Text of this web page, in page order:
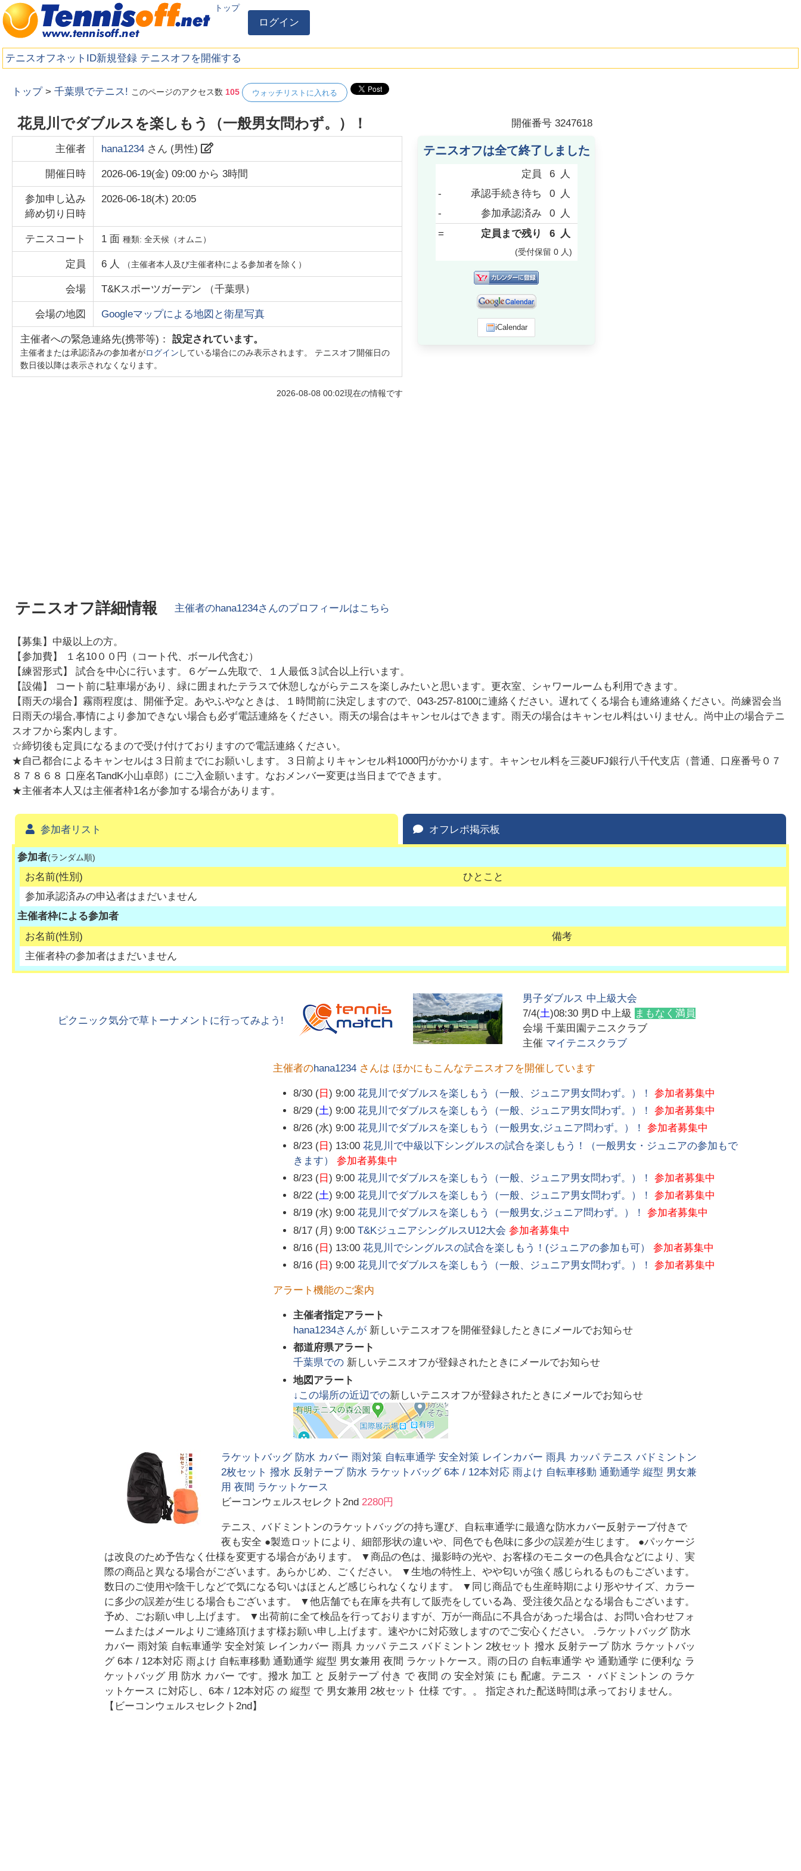
トップ
ログイン
テニスオフネットID新規登録 テニスオフを開催する
トップ >千葉県でテニス! このページのアクセス数 105 ウォッチリストに入れる
花見川でダブルスを楽しもう（一般男女問わず。）！ 開催番号 3247618
主催者 hana1234 さん (男性)
開催日時 2026-06-19(金) 09:00 から3時間
参加申し込み
締め切り日時
2026-06-18(木) 20:05
テニスコート 1 面種類:全天候（オムニ）
定員 6 人 （主催者本人及び主催者枠による参加者を除く）
会場 T&Kスポーツガーデン （千葉県）
会場の地図 Googleマップによる地図と衛星写真
主催者への緊急連絡先(携帯等)：設定されています。
主催者または承認済みの参加者がログイン している場合にのみ表示されます。 テニスオフ開催日の
数日後以降は表示されなくなります。
2026-08-08 00:02現在の情報です
テニスオフは全て終了しました
定員 6
人
-
承認手続き待ち 0
人
-
参加承認済み 0
人
=
定員まで残り 6 人
(受付保留0 人)
iCalendar
テニスオフ詳細情報 主催者のhana1234さんのプロフィールはこちら
【募集】中級以上の方。
【参加費】 １名10００円（コート代、ボール代含む）
【練習形式】 試合を中心に行います。６ゲーム先取で、１人最低３試合以上行います。
【設備】 コート前に駐車場があり、緑に囲まれたテラスで休憩しながらテニスを楽しみたいと思います。更衣室、シャワールームも利用できます。
【雨天の場合】霧雨程度は、開催予定。あやふやなときは、１時間前に決定しますので、043-257-8100に連絡ください。遅れてくる場合も連絡連絡ください。尚練習会当
日雨天の場合,事情により参加できない場合も必ず電話連絡をください。雨天の場合はキャンセルはできます。雨天の場合はキャンセル料はいりません。尚中止の場合テニ
スオフから案内します。
☆締切後も定員になるまので受け付けておりますので電話連絡ください。
★自己都合によるキャンセルは３日前までにお願いします。３日前よりキャンセル料1000円がかかります。キャンセル料を三菱UFJ銀行八千代支店（普通、口座番号０７
８７８６８ 口座名TandK小山卓郎）にご入金願います。なおメンバー変更は当日までできます。
★主催者本人又は主催者枠1名が参加する場合があります。
参加者リスト オフレポ掲示板
参加者(ランダム順)
お名前(性別)
ひとこと
参加承認済みの申込者はまだいません
主催者枠による参加者
お名前(性別)
備考
主催者枠の参加者はまだいません
ピクニック気分で草トーナメントに行ってみよう!
男子ダブルス 中上級大会
7/4(土)08:30 男D 中上級 まもなく満員
会場千葉田園テニスクラブ
主催 マイテニスクラブ
主催者のhana1234 さんは ほかにもこんなテニスオフを開催しています
8/30 (日 ) 9:00 花見川でダブルスを楽しもう（一般、ジュニア男女問わず。）！
参加者募集中
8/29 (土) 9:00 花見川でダブルスを楽しもう（一般、ジュニア男女問わず。）！
参加者募集中
8/26 (水) 9:00 花見川でダブルスを楽しもう（一般男女,ジュニア問わず。）！
参加者募集中
8/23 (日 ) 13:00 花見川で中級以下シングルスの試合を楽しもう！（一般男女・ジュニアの参加もで
きます）
参加者募集中
8/23 (日 ) 9:00 花見川でダブルスを楽しもう（一般、ジュニア男女問わず。）！
参加者募集中
8/22 (土) 9:00 花見川でダブルスを楽しもう（一般、ジュニア男女問わず。）！
参加者募集中
8/19 (水) 9:00 花見川でダブルスを楽しもう（一般男女,ジュニア問わず。）！
参加者募集中
8/17 (月) 9:00 T&KジュニアシングルスU12大会 参加者募集中
8/16 (日 ) 13:00 花見川でシングルスの試合を楽しもう！(ジュニアの参加も可）
参加者募集中
8/16 (日 ) 9:00 花見川でダブルスを楽しもう（一般、ジュニア男女問わず。）！ 参加者募集中
アラート機能のご案内
主催者指定アラート
hana1234さんが 新しいテニスオフを開催登録したときにメールでお知らせ
都道府県アラート
千葉県での 新しいテニスオフが登録されたときにメールでお知らせ
地図アラート
↓この場所の近辺での新しいテニスオフが登録されたときにメールでお知らせ
ラケットバッグ 防水 カバー 雨対策 自転車通学 安全対策 レインカバー 雨具 カッパ テニス バドミントン
2枚セット 撥水 反射テープ 防水 ラケットバッグ 6本 / 12本対応 雨よけ 自転車移動 通勤通学 縦型 男女兼
用 夜間 ラケットケース
ビーコンウェルスセレクト2nd 2280円
テニス、バドミントンのラケットバッグの持ち運び、自耘車通学に最適な防水カバー反射テープ付きで
夜も安全 ●製造ロットにより、細部形状の違いや、同色でも色味に多少の誤差が生じます。 ●パッケージ
は改良のため予告なく仕様を変更する場合があります。 ▼商品の色は、撮影時の光や、お客様のモニターの色具合などにより、実
際の商品と異なる場合がございます。あらかじめ、ごください。 ▼生地の特性上、やや匂いが強く感じられるものもございます。
数日のご使用や陰干しなどで気になる匂いはほとんど感じられなくなります。 ▼同じ商品でも生産時期により形やサイズ、カラー
に多少の誤差が生じる場合もございます。 ▼他店舗でも在庫を共有して販売をしている為、受注後欠品となる場合もございます。
予め、ごお願い申し上げます。 ▼出荷前に全て検品を行っておりますが、万が一商品に不具合があった場合は、お問い合わせフォ
ームまたはメールよりご連絡頂けます様お願い申し上げます。速やかに対応致しますのでご安心ください。 .ラケットバッグ 防水
カバー 雨対策 自転車通学 安全対策 レインカバー 雨具 カッパ テニス バドミントン 2枚セット 撥水 反射テープ 防水 ラケットバッ
グ 6本 / 12本対応 雨よけ 自転車移動 通勤通学 縦型 男女兼用 夜間 ラケットケース。雨の日の 自転車通学 や 通勤通学 に便利な ラ
ケットバッグ 用 防水 カバー です。撥水 加工 と 反射テープ 付き で 夜間 の 安全対策 にも 配慮。テニス ・ バドミントン の ラケ
ットケース に対応し、6本 / 12本対応 の 縦型 で 男女兼用 2枚セット 仕様 です。。 指定された配送時間は承っておりません。
【ビーコンウェルスセレクト2nd】